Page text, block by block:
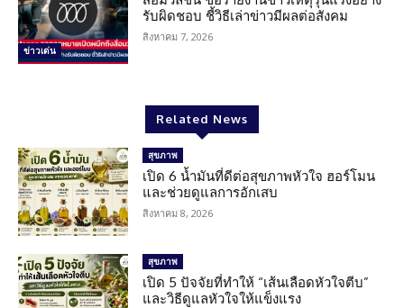
ข่าวเด่น
รับผิดชอบ ชี้วิธีเล่าข่าวมีผลต่อสังคม
สิงหาคม 7, 2026
Related News
สุขภาพ
เปิด 6 น้ำมันที่ดีต่อสุขภาพหัวใจ ฮอร์โมน
และช่วยดูแลการอักเสบ
สิงหาคม 8, 2026
สุขภาพ
เปิด 5 ปัจจัยที่ทำให้ “เส้นเลือดหัวใจตีบ”
และวิธีดูแลหัวใจให้แข็งแรง